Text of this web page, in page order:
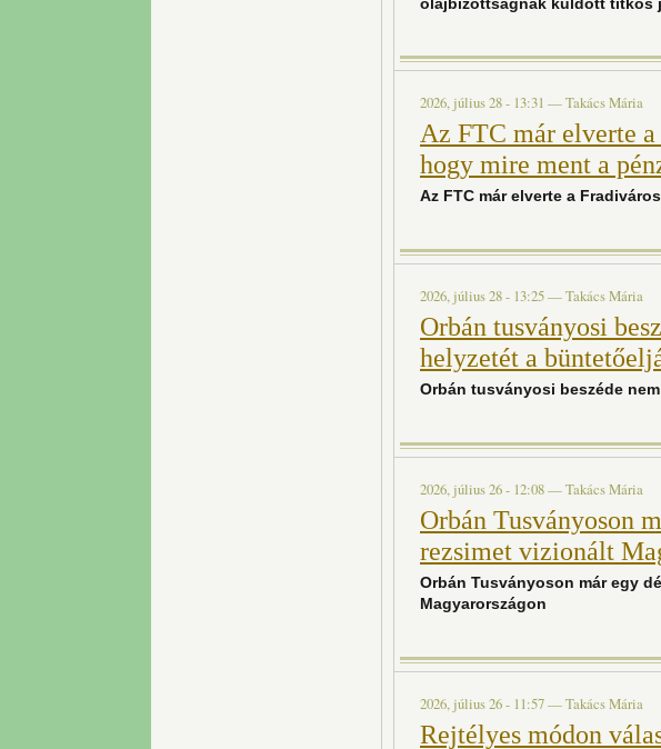
2026, július 28 - 13:31 —Takács Mária
Az FTC már elverte
hogy mire ment a
Az FTC már elverte a
2026, július 28 - 13:25—Takács Mária
Orbán tusványosi
helyzetét a
Orbán tusványosi beszéde
2026, július 26 - 12:08—Takács Mária
Orbán Tusványoson
rezsimet vizionált
Orbán Tusványoson már egy
Magyarországon
2026, július 26 - 11:57—Takács Mária
Rejtélyes módon